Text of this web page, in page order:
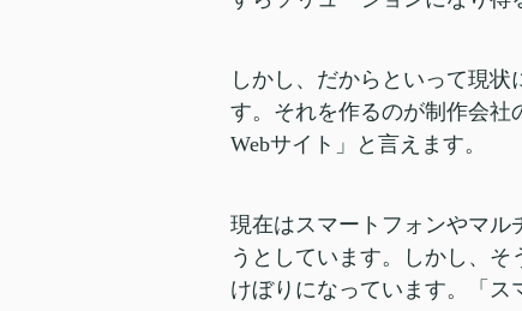
しかし、だからといって現
す。それを作るのが制作会社
Webサイト」と言えます。
現在はスマートフォンやマル
うとしています。しかし、
けぼりになっています。「ス